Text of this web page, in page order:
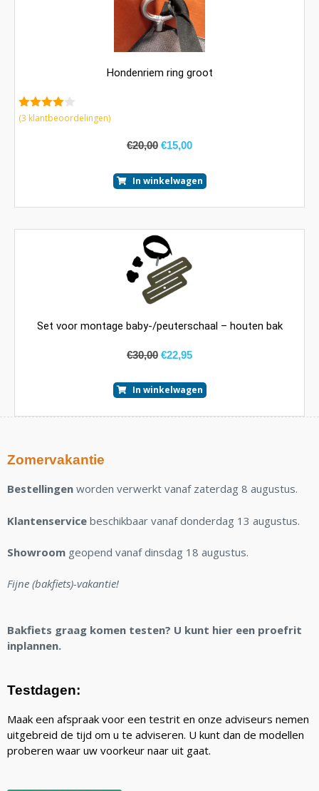
Hondenriem ring groot
4.67van 5
(3 klantbeoordelingen)
€20,00 €15,00
In winkelwagen
Set voor montage baby-/peuterschaal – houten bak
€30,00 €22,95
In winkelwagen
Zomervakantie
Bestellingen worden verwerkt vanaf zaterdag 8 augustus.
Klantenservice beschikbaar vanaf donderdag 13 augustus.
Showroom geopend vanaf dinsdag 18 augustus.
Fijne (bakfiets)-vakantie!
Bakfiets graag komen testen? U kunt hier een proefrit
inplannen.
Testdagen:
Maak een afspraak voor een testrit en onze adviseurs nemen
uitgebreid de tijd om u te adviseren. U kunt dan de modellen
proberen waar uw voorkeur naar uit gaat.